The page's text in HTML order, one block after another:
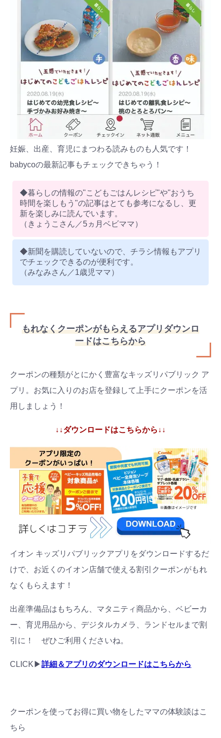
妊娠、出産、育児にまつわる読みものも人気です！
babycoの最新記事もチェックできちゃう！
◆暮らしの情報の"こどもごはんレシピ"や"おうち
時間を楽しもう"の記事はとても参考になるし、更
新を楽しみに読んでいます。
（きょうこさん／5ヵ月ベビママ）
◆新聞を購読していないので、チラシ情報もアプリ
でチェックできるのが便利です。
（みなみさん／1歳児ママ）
もれなくクーポンがもらえるアプリダウンロ
ードはこちらから
クーポンの種類がとにかく豊富なキッズリパブリック ア
プリ。お気に入りのお店を登録して上手にクーポンを活
用しましょう！
↓↓ダウンロードはこちらから↓↓
イオン キッズリパブリックアプリをダウンロードするだ
けで、お近くのイオン店舗で使える割引クーポンがもれ
なくもらえます！
出産準備品はもちろん、マタニティ商品から、ベビーカ
ー、育児用品から、デジタルカメラ、ランドセルまで割
引に！ ぜひご利用くださいね。
CLICK▶︎詳細＆アプリのダウンロードはこちらから
クーポンを使ってお得に買い物をしたママの体験談はこ
ちら
検索
#出産準備
#習いごと
#発達